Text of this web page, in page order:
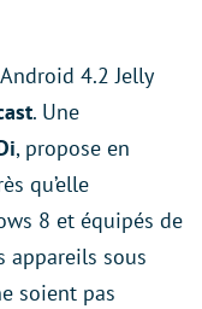
4.2 Jelly
. Une
, propose en
qu’elle
8 et équipés de
appareils sous
soient pas